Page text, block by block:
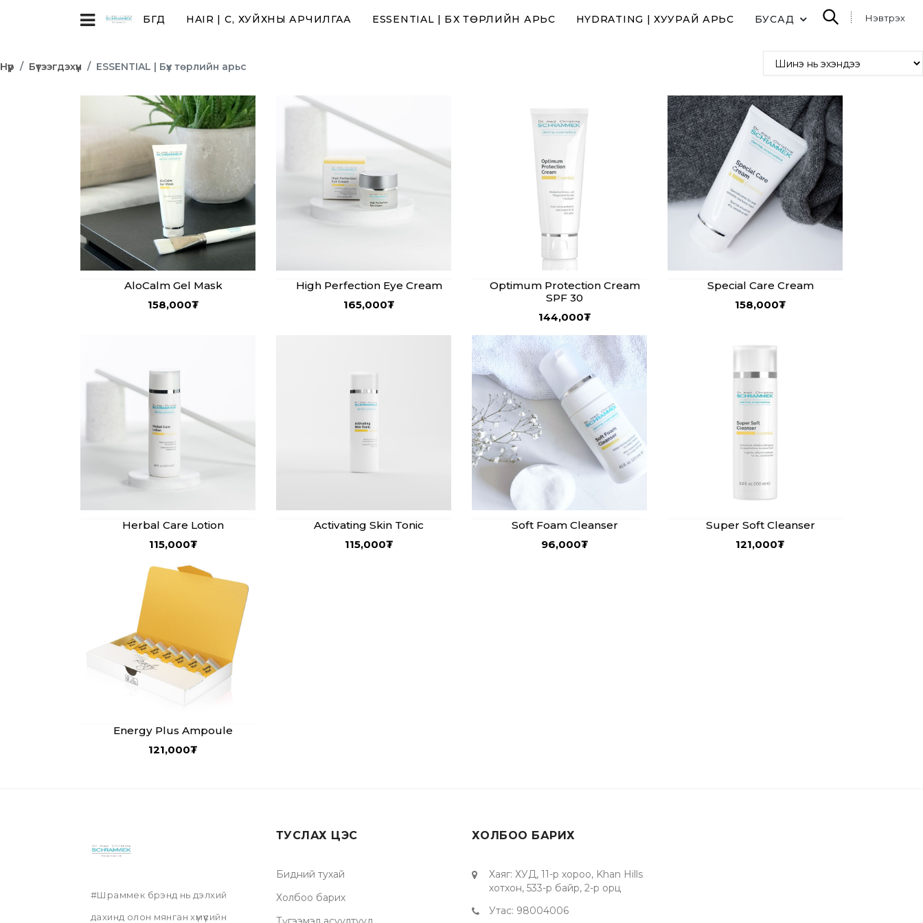
БҮГД HAIR | ҮС, ХУЙХНЫ АРЧИЛГАА ESSENTIAL | БҮХ ТӨРЛИЙН АРЬС HYDRATING | ХУУРАЙ АРЬС БУСАД Нэвтрэх
Нүүр Бүтээгдэхүүн ESSENTIAL | Бүх төрлийн арьс
AloCalm Gel Mask
158,000₮
High Perfection Eye Cream
165,000₮
Optimum Protection Cream
SPF 30
144,000₮
Special Care Cream
158,000₮
Herbal Care Lotion
115,000₮
Activating Skin Tonic
115,000₮
Soft Foam Cleanser
96,000₮
Super Soft Cleanser
121,000₮
Energy Plus Ampoule
121,000₮
#Шраммек брэнд нь дэлхий
дахинд олон мянган хүмүүсийн
ТУСЛАХ ЦЭС
Бидний тухай
Холбоо барих
ХОЛБОО БАРИХ
Хаяг: ХУД, 11-р хороо, Khan Hills
хотхон, 533-р байр, 2-р орц
Утас: 98004006